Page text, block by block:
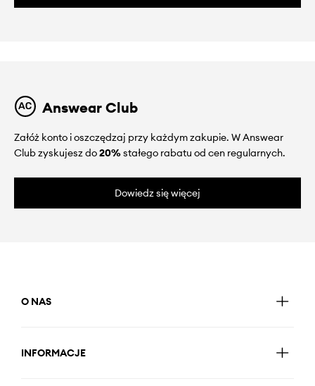
Answear Club
Załóż konto i oszczędzaj przy każdym zakupie. W Answear
Club zyskujesz do20%stałego rabatu od cen regularnych.
Dowiedz się więcej
O NAS
INFORMACJE